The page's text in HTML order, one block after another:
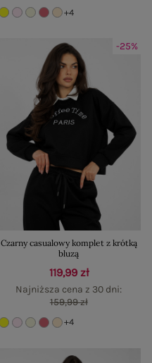
+4
-25%
Czarny casualowy komplet z krótką
bluzą
119,99 zł
Najniższa cena z 30 dni:
159,99 zł
+4